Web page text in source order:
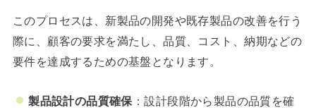
このプロセスは、新製品の開発や既存製品の改善を行う
際に、顧客の要求を満たし、品質、コスト、納期などの
要件を達成するための基盤となります。
製品設計の品質確保：設計段階から製品の品質を確